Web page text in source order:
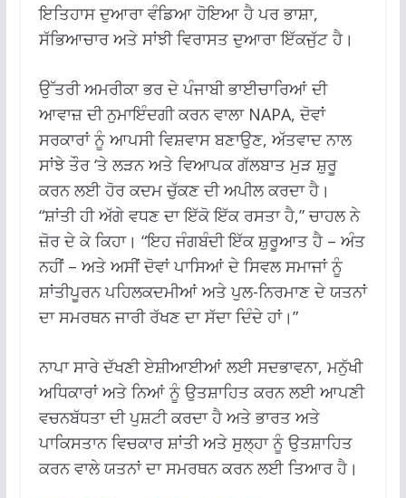
ਇਤਿਹਾਸ ਦੁਆਰਾ ਵੰਡਿਆ ਹੋਇਆ ਹੈ ਪਰ ਭਾਸ਼ਾ,
ਸੱਭਿਆਚਾਰ ਅਤੇ ਸਾਂਝੀ ਵਿਰਾਸਤ ਦੁਆਰਾ ਇੱਕਜੁੱਟ ਹੈ।
ਉੱਤਰੀ ਅਮਰੀਕਾ ਭਰ ਦੇ ਪੰਜਾਬੀ ਭਾਈਚਾਰਿਆਂ ਦੀ
ਆਵਾਜ਼ ਦੀ ਨੁਮਾਇੰਦਗੀ ਕਰਨ ਵਾਲਾ NAPA, ਦੋਵਾਂ
ਸਰਕਾਰਾਂ ਨੂੰ ਆਪਸੀ ਵਿਸ਼ਵਾਸ ਬਣਾਉਣ, ਅੱਤਵਾਦ ਨਾਲ
ਸਾਂਝੇ ਤੌਰ ‘ਤੇ ਲੜਨ ਅਤੇ ਵਿਆਪਕ ਗੱਲਬਾਤ ਮੁੜ ਸ਼ੁਰੂ
ਕਰਨ ਲਈ ਹੋਰ ਕਦਮ ਚੁੱਕਣ ਦੀ ਅਪੀਲ ਕਰਦਾ ਹੈ।
“ਸ਼ਾਂਤੀ ਹੀ ਅੱਗੇ ਵਧਣ ਦਾ ਇੱਕੋ ਇੱਕ ਰਸਤਾ ਹੈ,” ਚਾਹਲ ਨੇ
ਜ਼ੋਰ ਦੇ ਕੇ ਕਿਹਾ। “ਇਹ ਜੰਗਬੰਦੀ ਇੱਕ ਸ਼ੁਰੂਆਤ ਹੈ – ਅੰਤ
ਨਹੀਂ – ਅਤੇ ਅਸੀਂ ਦੋਵਾਂ ਪਾਸਿਆਂ ਦੇ ਸਿਵਲ ਸਮਾਜਾਂ ਨੂੰ
ਸ਼ਾਂਤੀਪੂਰਨ ਪਹਿਲਕਦਮੀਆਂ ਅਤੇ ਪੁਲ-ਨਿਰਮਾਣ ਦੇ ਯਤਨਾਂ
ਦਾ ਸਮਰਥਨ ਜਾਰੀ ਰੱਖਣ ਦਾ ਸੱਦਾ ਦਿੰਦੇ ਹਾਂ।”
ਨਾਪਾ ਸਾਰੇ ਦੱਖਣੀ ਏਸ਼ੀਆਈਆਂ ਲਈ ਸਦਭਾਵਨਾ, ਮਨੁੱਖੀ
ਅਧਿਕਾਰਾਂ ਅਤੇ ਨਿਆਂ ਨੂੰ ਉਤਸ਼ਾਹਿਤ ਕਰਨ ਲਈ ਆਪਣੀ
ਵਚਨਬੱਧਤਾ ਦੀ ਪੁਸ਼ਟੀ ਕਰਦਾ ਹੈ ਅਤੇ ਭਾਰਤ ਅਤੇ
ਪਾਕਿਸਤਾਨ ਵਿਚਕਾਰ ਸ਼ਾਂਤੀ ਅਤੇ ਸੁਲ੍ਹਾ ਨੂੰ ਉਤਸ਼ਾਹਿਤ
ਕਰਨ ਵਾਲੇ ਯਤਨਾਂ ਦਾ ਸਮਰਥਨ ਕਰਨ ਲਈ ਤਿਆਰ ਹੈ।